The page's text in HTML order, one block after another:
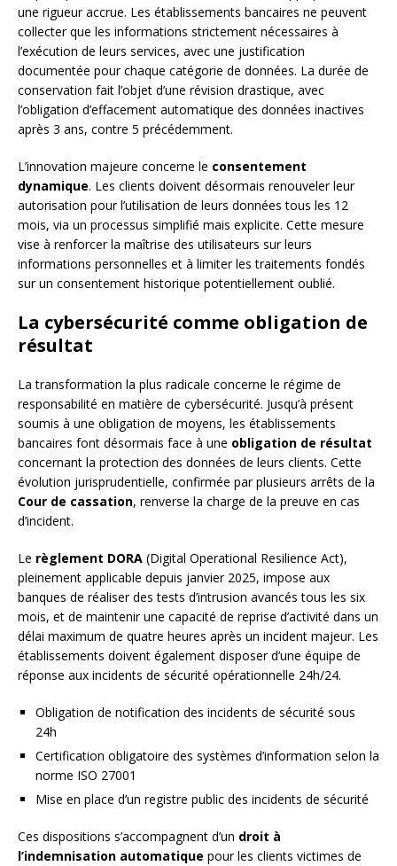
une rigueur accrue. Les établissements bancaires ne peuvent
collecter que les informations strictement nécessaires à
l’exécution de leurs services, avec une justification
documentée pour chaque catégorie de données. La durée de
conservation fait l’objet d’une révision drastique, avec
l’obligation d’effacement automatique des données inactives
après 3 ans, contre 5 précédemment.
L’innovation majeure concerne le consentement
dynamique. Les clients doivent désormais renouveler leur
autorisation pour l’utilisation de leurs données tous les 12
mois, via un processus simplifié mais explicite. Cette mesure
vise à renforcer la maîtrise des utilisateurs sur leurs
informations personnelles et à limiter les traitements fondés
sur un consentement historique potentiellement oublié.
La cybersécurité comme obligation de
résultat
La transformation la plus radicale concerne le régime de
responsabilité en matière de cybersécurité. Jusqu’à présent
soumis à une obligation de moyens, les établissements
bancaires font désormais face à une obligation de résultat
concernant la protection des données de leurs clients. Cette
évolution jurisprudentielle, confirmée par plusieurs arrêts de la
Cour de cassation, renverse la charge de la preuve en cas
d’incident.
Le règlement DORA (Digital Operational Resilience Act),
pleinement applicable depuis janvier 2025, impose aux
banques de réaliser des tests d’intrusion avancés tous les six
mois, et de maintenir une capacité de reprise d’activité dans un
délai maximum de quatre heures après un incident majeur. Les
établissements doivent également disposer d’une équipe de
réponse aux incidents de sécurité opérationnelle 24h/24.
Obligation de notification des incidents de sécurité sous
24h
Certification obligatoire des systèmes d’information selon la
norme ISO 27001
Mise en place d’un registre public des incidents de sécurité
Ces dispositions s’accompagnent d’un droit à
l’indemnisation automatique pour les clients victimes de